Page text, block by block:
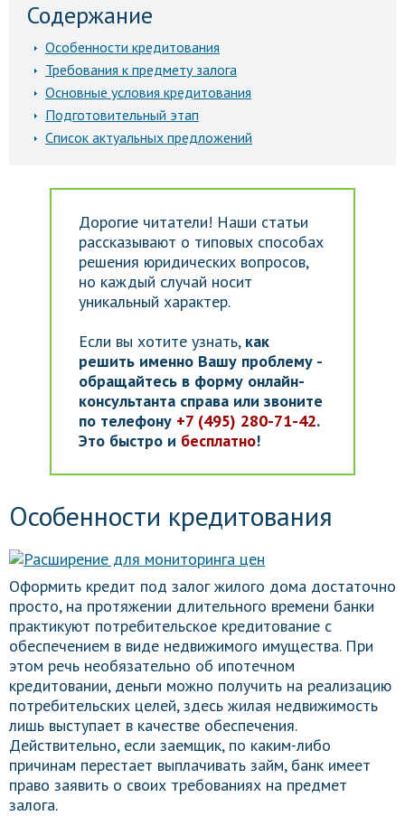
Содержание
Особенности кредитования
Требования к предмету залога
Основные условия кредитования
Подготовительный этап
Список актуальных предложений
Дорогие читатели! Наши статьи
рассказывают о типовых способах
решения юридических вопросов,
но каждый случай носит
уникальный характер.
Если вы хотите узнать, как
решить именно Вашу проблему -
обращайтесь в форму онлайн-
консультанта справа или звоните
по телефону +7 (495) 280-71-42.
Это быстро и бесплатно!
Особенности кредитования
Оформить кредит под залог жилого дома достаточно
просто, на протяжении длительного времени банки
практикуют потребительское кредитование с
обеспечением в виде недвижимого имущества. При
этом речь необязательно об ипотечном
кредитовании, деньги можно получить на реализацию
потребительских целей, здесь жилая недвижимость
лишь выступает в качестве обеспечения.
Действительно, если заемщик, по каким-либо
причинам перестает выплачивать займ, банк имеет
право заявить о своих требованиях на предмет
залога.